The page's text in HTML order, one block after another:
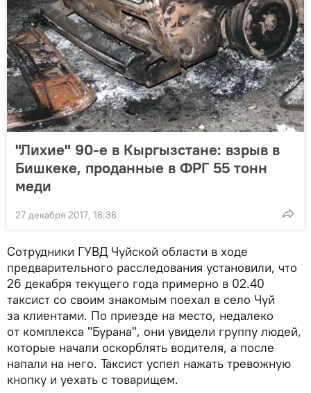
"Лихие" 90-е в Кыргызстане: взрыв в
Бишкеке, проданные в ФРГ 55 тонн
меди
27 декабря 2017, 16:36
Сотрудники ГУВД Чуйской области в ходе
предварительного расследования установили, что
26 декабря текущего года примерно в 02.40
таксист со своим знакомым поехал в село Чуй
за клиентами. По приезде на место, недалеко
от комплекса "Бурана", они увидели группу людей,
которые начали оскорблять водителя, а после
напали на него. Таксист успел нажать тревожную
кнопку и уехать с товарищем.